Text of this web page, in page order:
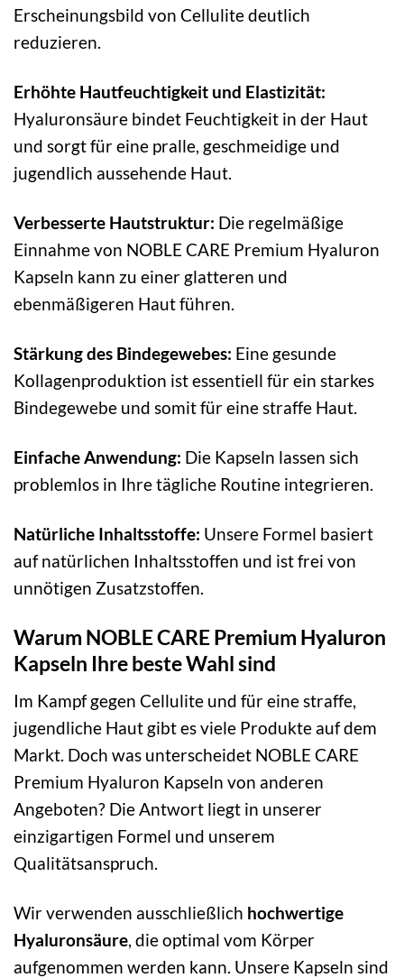
Erscheinungsbild von Cellulite deutlich
reduzieren.
Erhöhte Hautfeuchtigkeit und Elastizität:
Hyaluronsäure bindet Feuchtigkeit in der Haut
und sorgt für eine pralle, geschmeidige und
jugendlich aussehende Haut.
Verbesserte Hautstruktur: Die regelmäßige
Einnahme von NOBLE CARE Premium Hyaluron
Kapseln kann zu einer glatteren und
ebenmäßigeren Haut führen.
Stärkung des Bindegewebes: Eine gesunde
Kollagenproduktion ist essentiell für ein starkes
Bindegewebe und somit für eine straffe Haut.
Einfache Anwendung: Die Kapseln lassen sich
problemlos in Ihre tägliche Routine integrieren.
Natürliche Inhaltsstoffe: Unsere Formel basiert
auf natürlichen Inhaltsstoffen und ist frei von
unnötigen Zusatzstoffen.
Warum NOBLE CARE Premium Hyaluron
Kapseln Ihre beste Wahl sind
Im Kampf gegen Cellulite und für eine straffe,
jugendliche Haut gibt es viele Produkte auf dem
Markt. Doch was unterscheidet NOBLE CARE
Premium Hyaluron Kapseln von anderen
Angeboten? Die Antwort liegt in unserer
einzigartigen Formel und unserem
Qualitätsanspruch.
Wir verwenden ausschließlich hochwertige
Hyaluronsäure , die optimal vom Körper
aufgenommen werden kann. Unsere Kapseln sind